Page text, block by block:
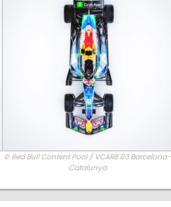
© Red Bull Content Pool / VCARB 03 Barcelona-
Catalunya